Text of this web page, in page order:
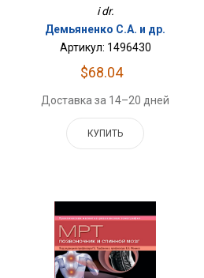
i dr.
Демьяненко С.А. и др.
Артикул: 1496430
$68.04
Доставка за 14–20 дней
КУПИТЬ